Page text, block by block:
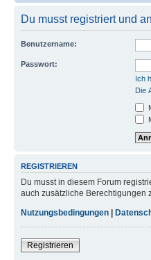
Du musst registriert und
Benutzername:
Passwort:
Ich
Die
REGISTRIEREN
Du musst in diesem Forum
auch zusätzliche Berechtigungen
Nutzungsbedingungen
Registrieren